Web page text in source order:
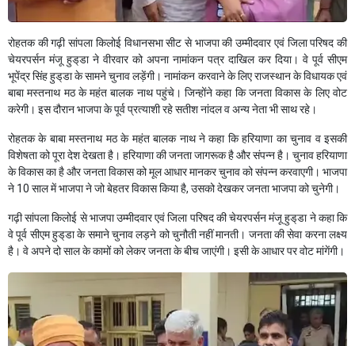
रोहतक की गढ़ी सांपला किलोई विधानसभा सीट से भाजपा की उम्मीदवार एवं जिला परिषद की
चेयरपर्सन मंजू हुड्‌डा ने वीरवार को अपना नामांकन पत्र दाखिल कर दिया। वे पूर्व सीएम
भूपेंद्र सिंह हुड्‌डा के सामने चुनाव लड़ेंगी। नामांकन करवाने के लिए राजस्थान के विधायक एवं
बाबा मस्तनाथ मठ के महंत बालक नाथ पहुंचे। जिन्होंने कहा कि जनता विकास के लिए वोट
करेगी। इस दौरान भाजपा के पूर्व प्रत्याशी रहे सतीश नांदल व अन्य नेता भी साथ रहे।
रोहतक के बाबा मस्तनाथ मठ के महंत बालक नाथ ने कहा कि हरियाणा का चुनाव व इसकी
विशेषता को पूरा देश देखता है। हरियाणा की जनता जागरूक है और संपन्न है। चुनाव हरियाणा
के विकास का है और जनता विकास को मूल आधार मानकर चुनाव को संपन्न करवाएगी। भाजपा
ने 10 साल में भाजपा ने जो बेहतर विकास किया है, उसको देखकर जनता भाजपा को चुनेगी।
गढ़ी सांपला किलोई से भाजपा उम्मीदवार एवं जिला परिषद की चेयरपर्सन मंजू हुड्‌डा ने कहा कि
वे पूर्व सीएम हुड्‌डा के समाने चुनाव लड़ने को चुनौती नहीं मानती। जनता की सेवा करना लक्ष्य
है। वे अपने दो साल के कामों को लेकर जनता के बीच जाएंगी। इसी के आधार पर वोट मांगेंगी।